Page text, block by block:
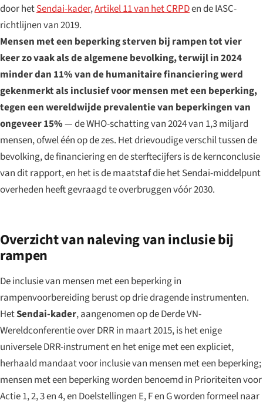
door hetSendai-kader,Artikel 11 van het CRPDen de IASC-
richtlijnen van 2019.
Mensen met een beperking sterven bij rampen tot vier
keer zo vaak als de algemene bevolking, terwijl in 2024
minder dan 11% van de humanitaire financiering werd
gekenmerkt als inclusief voor mensen met een beperking,
tegen een wereldwijde prevalentie van beperkingen van
ongeveer 15%— de WHO-schatting van 2024 van 1,3 miljard
mensen, ofwel één op de zes. Het drievoudige verschil tussen de
bevolking, de financiering en de sterftecijfers is de kernconclusie
van dit rapport, en het is de maatstaf die het Sendai-middelpunt
overheden heeft gevraagd te overbruggen vóór 2030.
Overzicht van naleving van inclusie bij
rampen
De inclusie van mensen met een beperking in
rampenvoorbereiding berust op drie dragende instrumenten.
HetSendai-kader, aangenomen op de Derde VN-
Wereldconferentie over DRR in maart 2015, is het enige
universele DRR-instrument en het enige met een expliciet,
herhaald mandaat voor inclusie van mensen met een beperking;
mensen met een beperking worden benoemd in Prioriteiten voor
Actie 1, 2, 3 en 4, en Doelstellingen E, F en G worden formeel naar